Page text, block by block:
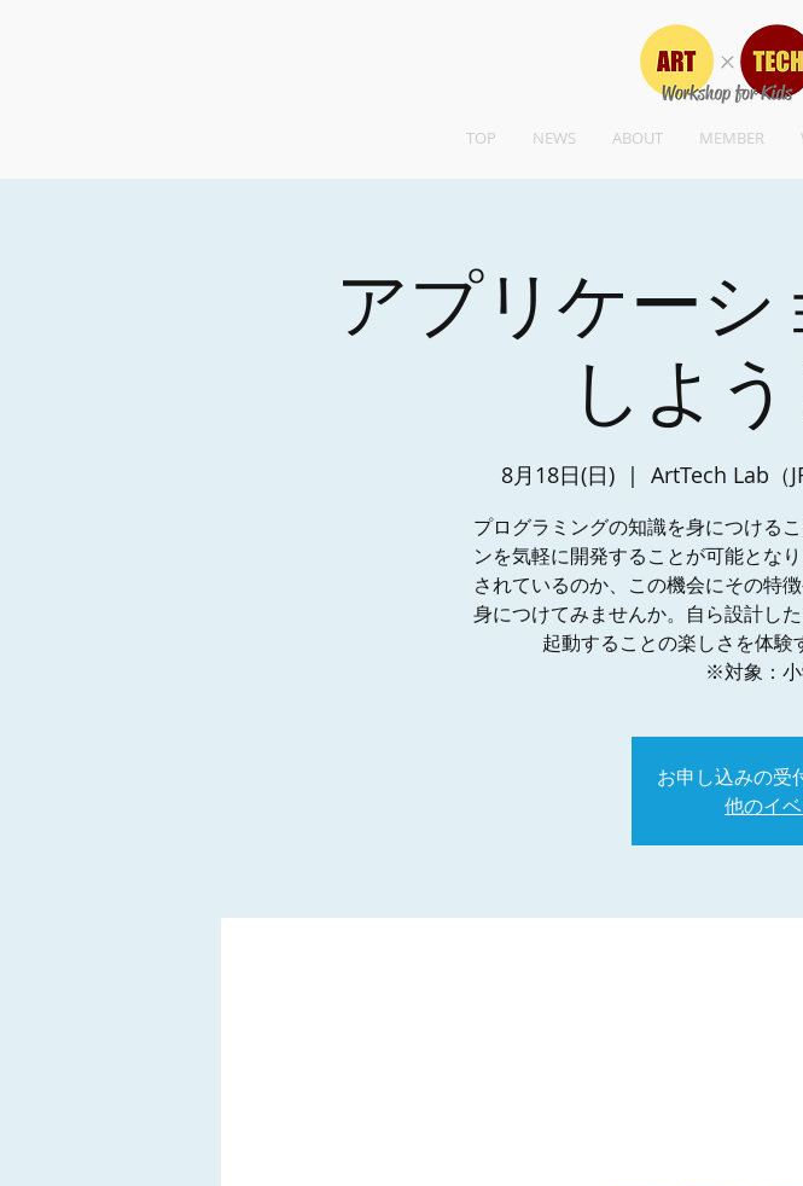
TOP NEWS ABOUT MEMBER
アプリケー
しよう
8月18日(日)
  |
ArtTech Lab（
プログラミングの知識を身につける
ンを気軽に開発することが可能とな
されているのか、この機会にその特
身につけてみませんか。自ら設計し
起動することの楽しさを体験
※対象：
お申し込みの受
他のイ